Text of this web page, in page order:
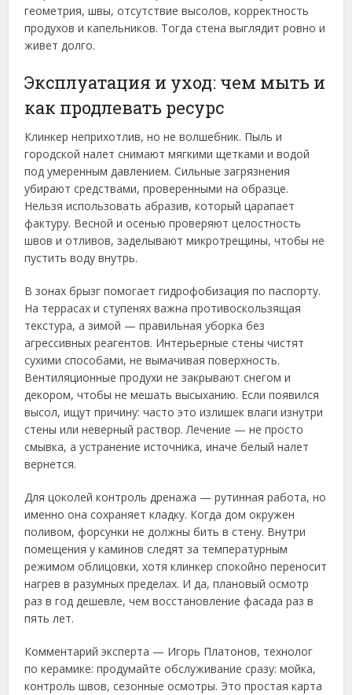
геометрия, швы, отсутствие высолов, корректность
продухов и капельников. Тогда стена выглядит ровно и
живет долго.
Эксплуатация и уход: чем мыть и
как продлевать ресурс
Клинкер неприхотлив, но не волшебник. Пыль и
городской налет снимают мягкими щетками и водой
под умеренным давлением. Сильные загрязнения
убирают средствами, проверенными на образце.
Нельзя использовать абразив, который царапает
фактуру. Весной и осенью проверяют целостность
швов и отливов, заделывают микротрещины, чтобы не
пустить воду внутрь.
В зонах брызг помогает гидрофобизация по паспорту.
На террасах и ступенях важна противоскользящая
текстура, а зимой — правильная уборка без
агрессивных реагентов. Интерьерные стены чистят
сухими способами, не вымачивая поверхность.
Вентиляционные продухи не закрывают снегом и
декором, чтобы не мешать высыханию. Если появился
высол, ищут причину: часто это излишек влаги изнутри
стены или неверный раствор. Лечение — не просто
смывка, а устранение источника, иначе белый налет
вернется.
Для цоколей контроль дренажа — рутинная работа, но
именно она сохраняет кладку. Когда дом окружен
поливом, форсунки не должны бить в стену. Внутри
помещения у каминов следят за температурным
режимом облицовки, хотя клинкер спокойно переносит
нагрев в разумных пределах. И да, плановый осмотр
раз в год дешевле, чем восстановление фасада раз в
пять лет.
Комментарий эксперта — Игорь Платонов, технолог
по керамике: продумайте обслуживание сразу: мойка,
контроль швов, сезонные осмотры. Это простая карта